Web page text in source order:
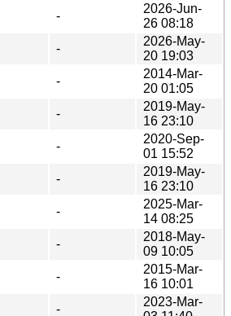
-
2026-Jun-
26 08:18
-
2026-May-
20 19:03
-
2014-Mar-
20 01:05
-
2019-May-
16 23:10
-
2020-Sep-
01 15:52
-
2019-May-
16 23:10
-
2025-Mar-
14 08:25
-
2018-May-
09 10:05
-
2015-Mar-
16 10:01
-
2023-Mar-